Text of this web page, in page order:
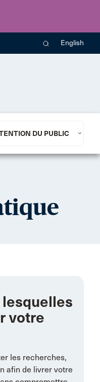
English
DU PUBLIC
votre
les recherches,
afin de livrer votre